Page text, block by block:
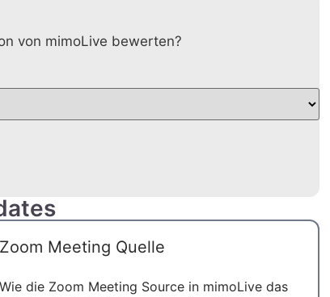
von mimoLive bewerten?
Zoom Meeting Quelle
Wie die Zoom Meeting Source in mimoLive das
SV